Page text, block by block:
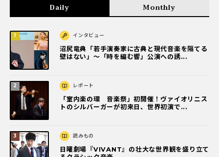
Daily Monthly
インタビュー
沼尻竜典「若手演奏家に古典と現代音楽を隔てる
壁はない」～「時を編む響」公演への誘...
レポート
「室内楽の環 音楽祭」初開催！ヴァイオリニス
トのシルバーガーが初来日、世界初演で...
読みもの
日曜劇場『VIVANT』の壮大な世界観を盛り立て